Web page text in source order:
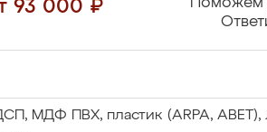
93 000 ₽
МДФ ПВХ, пластик (ARPA,